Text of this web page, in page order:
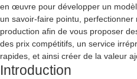
en œuvre pour développer un
un savoir-faire pointu,
production afin de vous proposer
des prix compétitifs, un service
rapides, et ainsi créer de la valeur
Introduction